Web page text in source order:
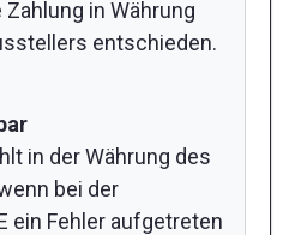
in Währung
entschieden.
in der Währung des
bei der
ein Fehler aufgetreten